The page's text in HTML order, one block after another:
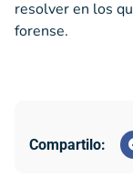
resolver en los
forense.
Compartilo: